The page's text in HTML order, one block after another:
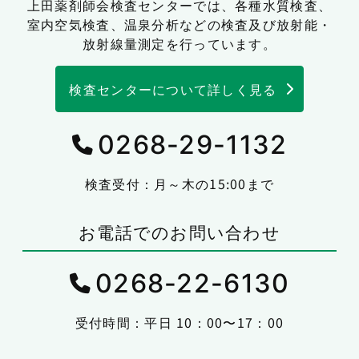
上田薬剤師会検査センターでは、各種水質検査、
室内空気検査、温泉分析などの検査及び放射能・
放射線量測定を行っています。
検査センターについて詳しく見る
0268-29-1132
検査受付：月～木の15:00まで
お電話でのお問い合わせ
0268-22-6130
受付時間：平日 10：00〜17：00